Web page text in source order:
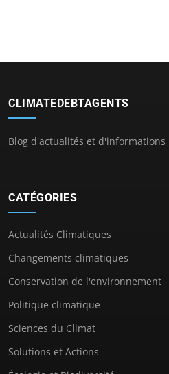
CLIMATEDEBTAGENTS
Blog d'actualités et d'informations
CATÉGORIES
Actualités Climatiques
Changements climatiques
Conservation de l'environnement
Politique climatique
Sciences du Climat
Solutions et Actions